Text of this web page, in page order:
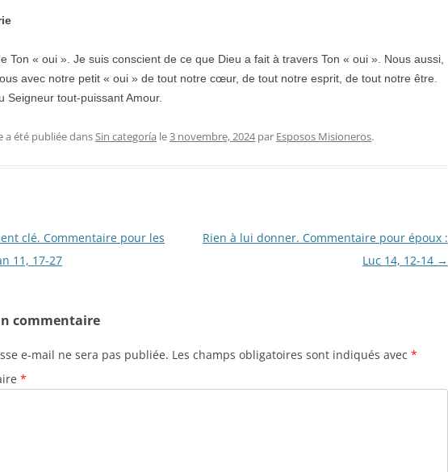
Ton « oui ». Je suis conscient de ce que Dieu a fait à travers Ton « oui ». Nous aussi,
avec notre petit « oui » de tout notre cœur, de tout notre esprit, de tout notre être.
Seigneur tout-puissant Amour.
a été publiée dansSin categoría le3 novembre, 2024 par Esposos Misioneros.
clé. Commentaire pour les
11, 17-27
Rien à lui donner. Commentaire pour époux :
Luc 14, 12-14 →
commentaire
e-mail ne sera pas publiée. Les champs obligatoires sont indiqués avec *
*